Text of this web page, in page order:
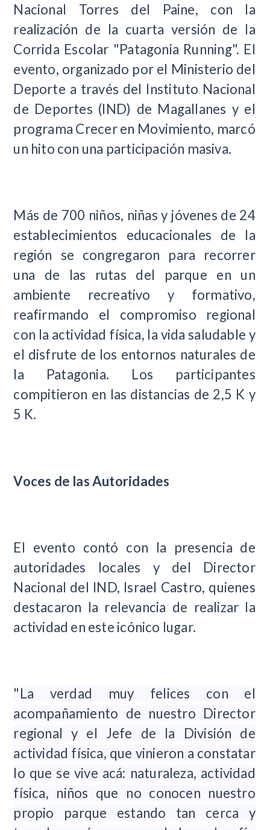
Nacional Torres del Paine, con la
realización de la cuarta versión de la
Corrida Escolar "Patagonia Running". El
evento, organizado por el Ministerio del
Deporte a través del Instituto Nacional
de Deportes (IND) de Magallanes y el
programa Crecer en Movimiento, marcó
un hito con una participación masiva.
Más de 700 niños, niñas y jóvenes de 24
establecimientos educacionales de la
región se congregaron para recorrer
una de las rutas del parque en un
ambiente recreativo y formativo,
reafirmando el compromiso regional
con la actividad física, la vida saludable y
el disfrute de los entornos naturales de
la Patagonia. Los participantes
compitieron en las distancias de 2,5 K y
5 K.
Voces de las Autoridades
El evento contó con la presencia de
autoridades locales y del Director
Nacional del IND, Israel Castro, quienes
destacaron la relevancia de realizar la
actividad en este icónico lugar.
"La verdad muy felices con el
acompañamiento de nuestro Director
regional y el Jefe de la División de
actividad física, que vinieron a constatar
lo que se vive acá: naturaleza, actividad
física, niños que no conocen nuestro
propio parque estando tan cerca y